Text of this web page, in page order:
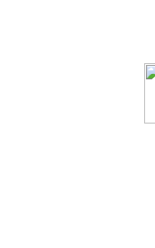
Salta al